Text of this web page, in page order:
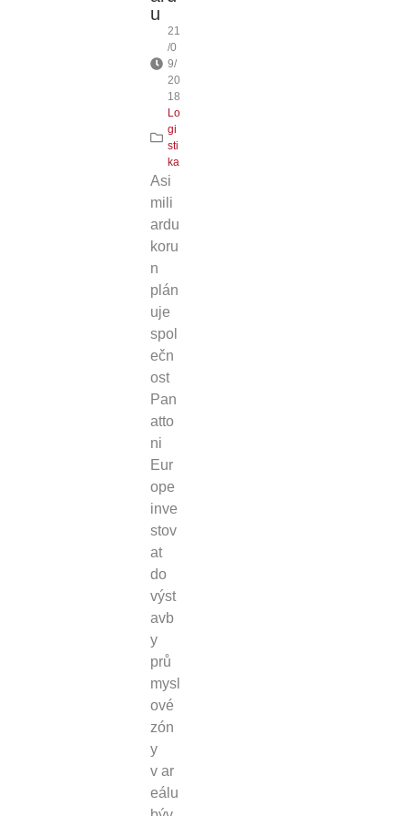
u
21
/0
9/
20
18
Lo
gi
sti
ka
Asi
mili
ardu
koru
n
plán
uje
spol
ečn
ost
Pan
atto
ni
Eur
ope
inve
stov
at
do
výst
avb
y
prů
mysl
ové
zón
y
v ar
eálu